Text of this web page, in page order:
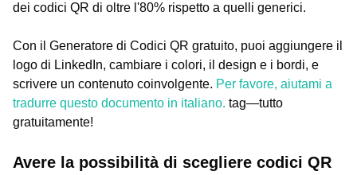
dei codici QR di oltre l'80% rispetto a quelli generici.
Con il Generatore di Codici QR gratuito, puoi aggiungere il
logo di LinkedIn, cambiare i colori, il design e i bordi, e
scrivere un contenuto coinvolgente. Per favore, aiutami a
tradurre questo documento in italiano. tag—tutto
gratuitamente!
Avere la possibilità di scegliere codici QR